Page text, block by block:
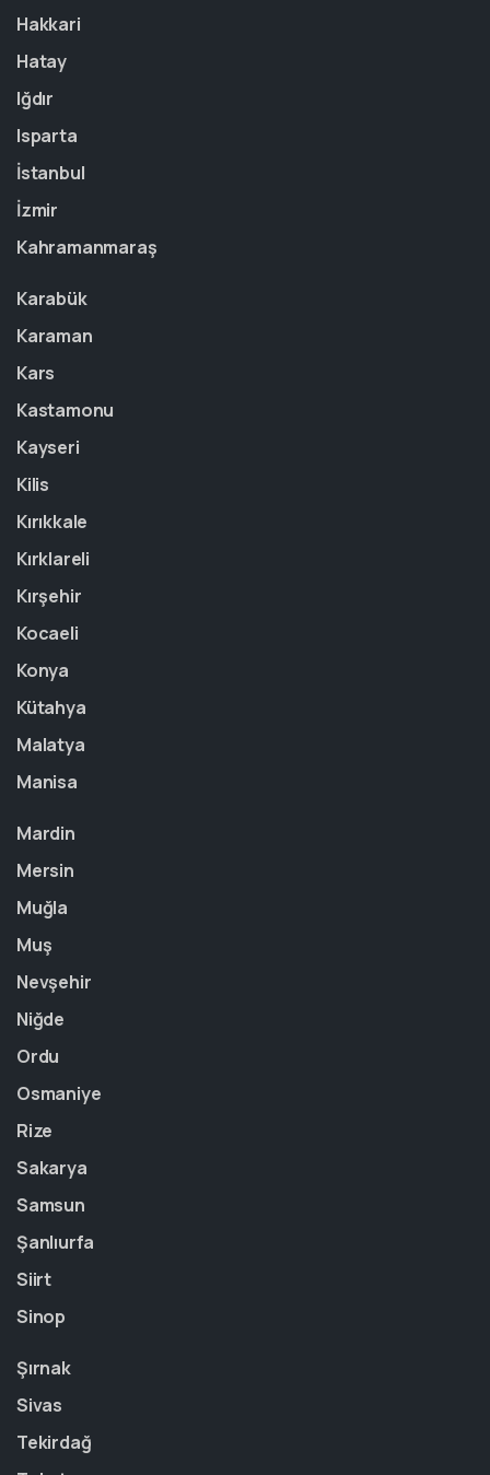
Hakkari
Hatay
Iğdır
Isparta
İstanbul
İzmir
Kahramanmaraş
Karabük
Karaman
Kars
Kastamonu
Kayseri
Kilis
Kırıkkale
Kırklareli
Kırşehir
Kocaeli
Konya
Kütahya
Malatya
Manisa
Mardin
Mersin
Muğla
Muş
Nevşehir
Niğde
Ordu
Osmaniye
Rize
Sakarya
Samsun
Şanlıurfa
Siirt
Sinop
Şırnak
Sivas
Tekirdağ